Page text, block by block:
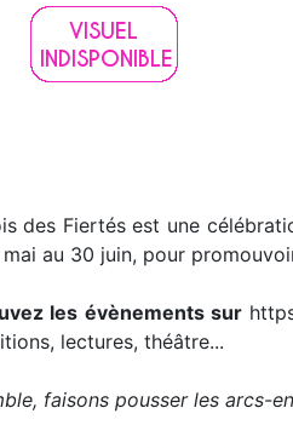
des Fiertés est une
au 30 juin, pour
les évènements sur
lectures, théâtre...
faisons pousser les arcs-